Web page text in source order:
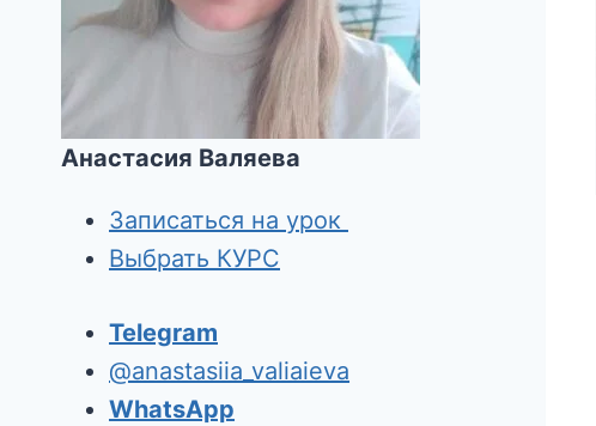
Анастасия Валяева
Записаться на урок
Выбрать КУРС
Telegram
@anastasiia_valiaieva
WhatsApp